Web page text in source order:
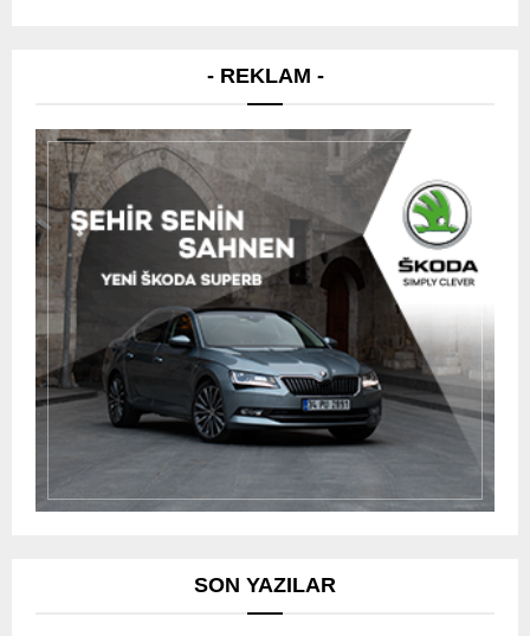
- REKLAM -
SON YAZILAR